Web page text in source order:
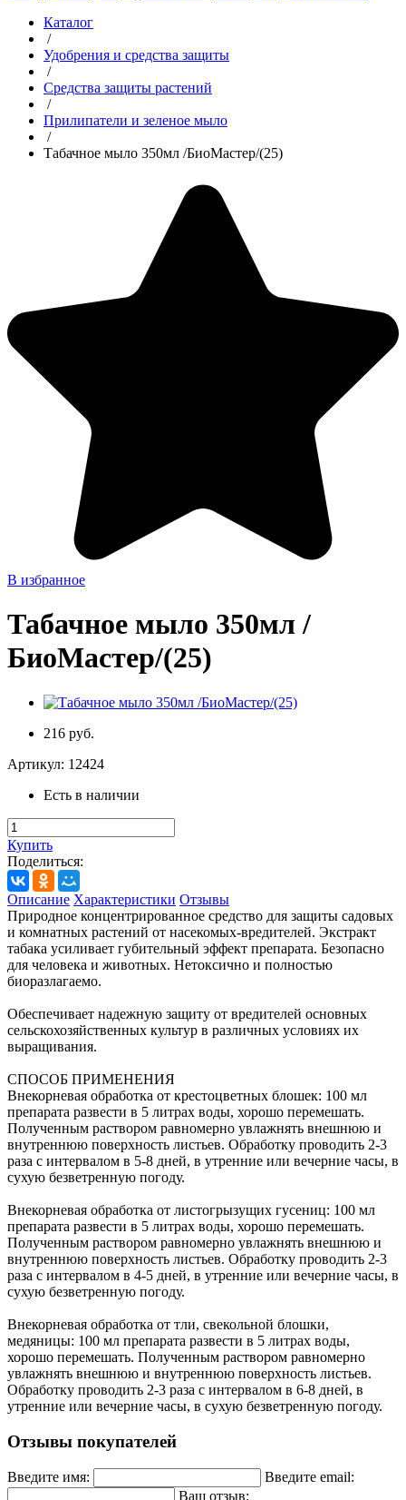
Каталог
/
Удобрения и средства защиты
/
Средства защиты растений
/
Прилипатели и зеленое мыло
/
Табачное мыло 350мл /БиоМастер/(25)
В избранное
Табачное мыло 350мл /
БиоМастер/(25)
216 руб.
Артикул: 12424
Есть в наличии
Купить
Поделиться:
Описание Характеристики Отзывы
Природное концентрированное средство для защиты садовых
и комнатных растений от насекомых-вредителей. Экстракт
табака усиливает губительный эффект препарата. Безопасно
для человека и животных. Нетоксично и полностью
биоразлагаемо.
Обеспечивает надежную защиту от вредителей основных
сельскохозяйственных культур в различных условиях их
выращивания.
СПОСОБ ПРИМЕНЕНИЯ
Внекорневая обработка от крестоцветных блошек: 100 мл
препарата развести в 5 литрах воды, хорошо перемешать.
Полученным раствором равномерно увлажнять внешнюю и
внутреннюю поверхность листьев. Обработку проводить 2-3
раза с интервалом в 5-8 дней, в утренние или вечерние часы, в
сухую безветренную погоду.
Внекорневая обработка от листогрызущих гусениц: 100 мл
препарата развести в 5 литрах воды, хорошо перемешать.
Полученным раствором равномерно увлажнять внешнюю и
внутреннюю поверхность листьев. Обработку проводить 2-3
раза с интервалом в 4-5 дней, в утренние или вечерние часы, в
сухую безветренную погоду.
Внекорневая обработка от тли, свекольной блошки,
медяницы: 100 мл препарата развести в 5 литрах воды,
хорошо перемешать. Полученным раствором равномерно
увлажнять внешнюю и внутреннюю поверхность листьев.
Обработку проводить 2-3 раза с интервалом в 6-8 дней, в
утренние или вечерние часы, в сухую безветренную погоду.
Отзывы покупателей
Введите имя:
Введите email:
Ваш отзыв: